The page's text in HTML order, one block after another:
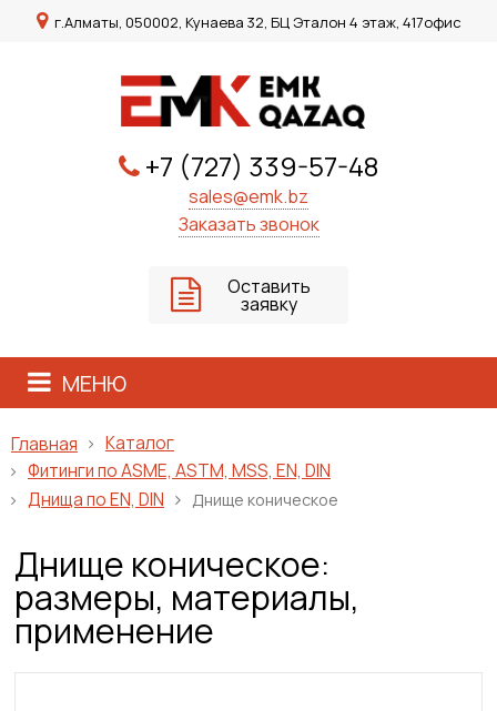
г.Алматы, 050002, Кунаева 32, БЦ Эталон 4 этаж, 417офис
+7 (727) 339-57-48
sales@emk.bz
Заказать звонок
Оставить
заявку
МЕНЮ
Главная
Каталог
Фитинги по ASME, ASTM, MSS, EN, DIN
Днища по EN, DIN
Днище коническое
Днище коническое:
размеры, материалы,
применение